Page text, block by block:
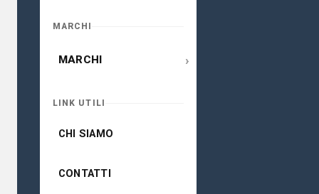
MARCHI
MARCHI ›
LINK UTILI
CHI SIAMO
CONTATTI